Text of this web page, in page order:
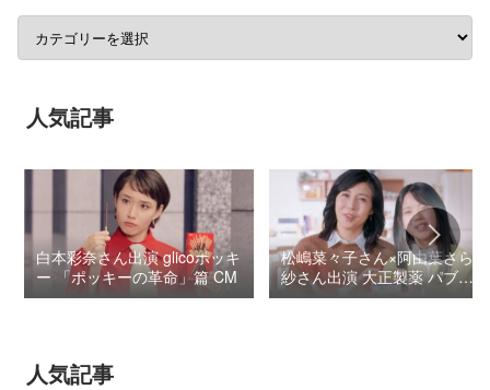
人気記事
白本彩奈さん出演 glicoポッキ
ー 「ポッキーの革命」篇 CM
松嶋菜々子さん×阿由葉さら
紗さん出演 大正製薬 パブロ
ンSゴールドW『いましよう
人気記事